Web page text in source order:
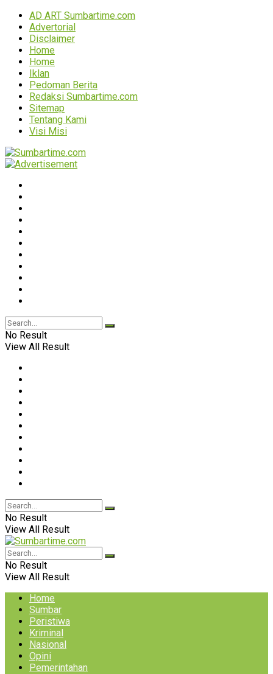
AD ART Sumbartime.com
Advertorial
Disclaimer
Home
Home
Iklan
Pedoman Berita
Redaksi Sumbartime.com
Sitemap
Tentang Kami
Visi Misi
No Result
View All Result
No Result
View All Result
No Result
View All Result
Home
Sumbar
Peristiwa
Kriminal
Nasional
Opini
Pemerintahan